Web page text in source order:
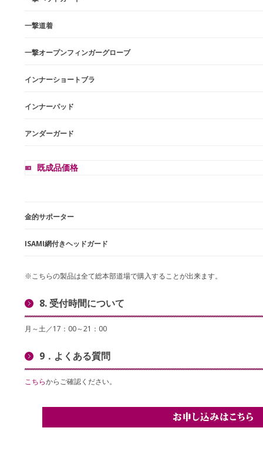
一撃道着
一撃オープンフィンガーグローブ
インナーショートブラ
インナーパッド
アンダーガード
既成品価格
金的サポーター
ISAMI網付きヘッドガード
※こちらの製品は全て総本部道場で購入することが出来ます。
8. 受付時間について
月～土／17：00～21：00
9．よくある質問
こちらからご確認ください。